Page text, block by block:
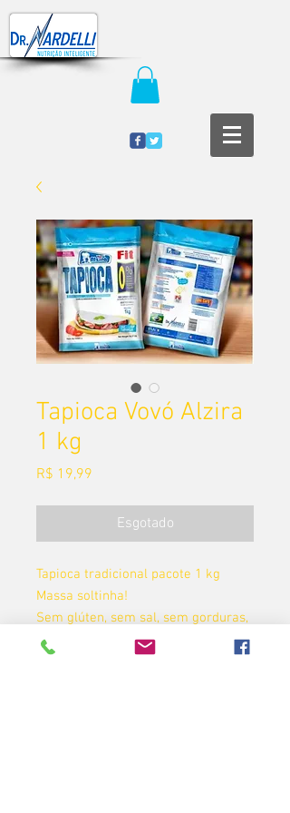
Tapioca Vovó Alzira
1 kg
R$ 19,99
Esgotado
Tapioca tradicional pacote 1 kg
Massa soltinha!
Sem glúten, sem sal, sem gorduras,
sem lactose.